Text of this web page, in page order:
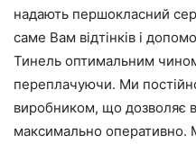
надають першокласний
саме Вам відтінків і
Тинель оптимальним
переплачуючи. Ми
виробником, що дозволяє
максимально оперативно.